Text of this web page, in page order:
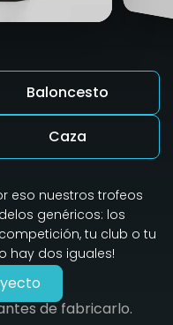
Baloncesto
Caza
eso nuestros trofeos
genéricos: los
tu club o tu
hay dos iguales!
de fabricarlo.